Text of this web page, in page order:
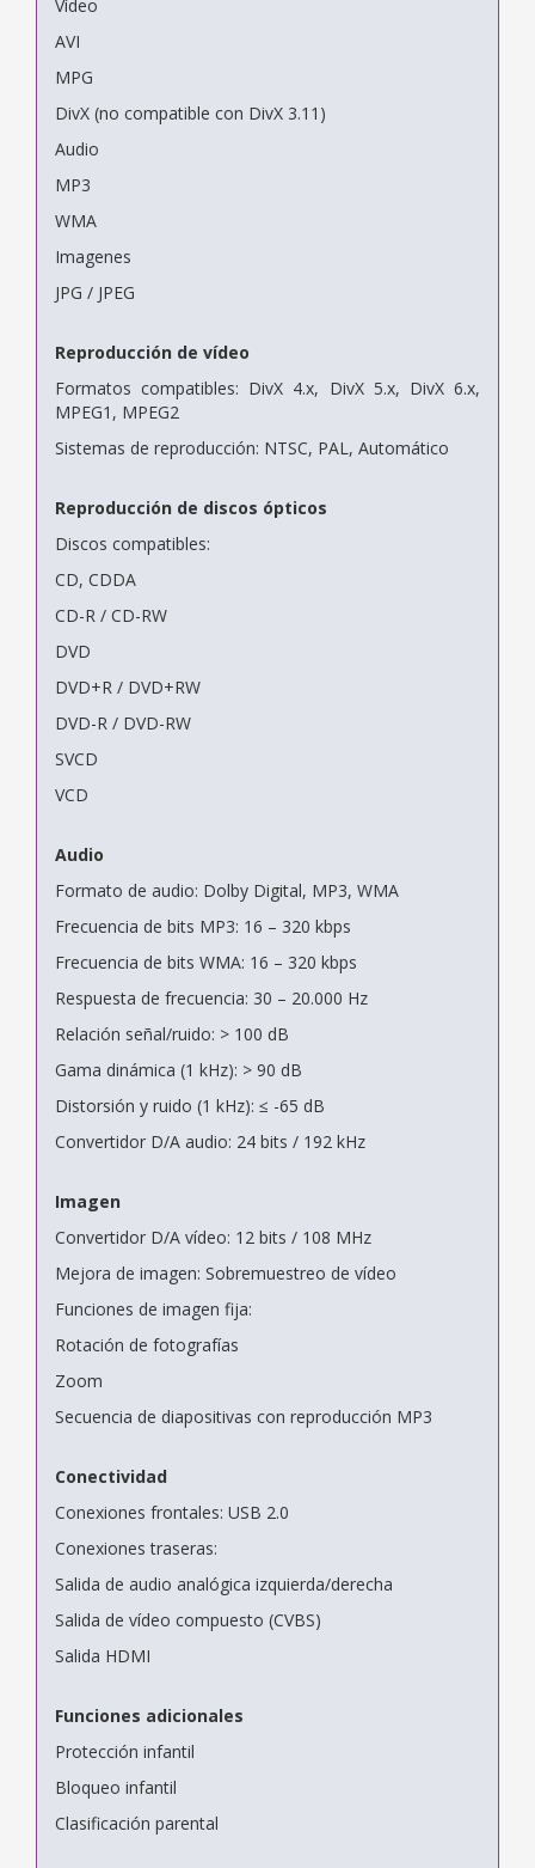
Vídeo
AVI
MPG
DivX (no compatible con DivX 3.11)
Audio
MP3
WMA
Imagenes
JPG / JPEG
Reproducción de vídeo
Formatos compatibles: DivX 4.x, DivX 5.x, DivX 6.x,
MPEG1, MPEG2
Sistemas de reproducción: NTSC, PAL, Automático
Reproducción de discos ópticos
Discos compatibles:
CD, CDDA
CD-R / CD-RW
DVD
DVD+R / DVD+RW
DVD-R / DVD-RW
SVCD
VCD
Audio
Formato de audio: Dolby Digital, MP3, WMA
Frecuencia de bits MP3: 16 – 320 kbps
Frecuencia de bits WMA: 16 – 320 kbps
Respuesta de frecuencia: 30 – 20.000 Hz
Relación señal/ruido: > 100 dB
Gama dinámica (1 kHz): > 90 dB
Distorsión y ruido (1 kHz): ≤ -65 dB
Convertidor D/A audio: 24 bits / 192 kHz
Imagen
Convertidor D/A vídeo: 12 bits / 108 MHz
Mejora de imagen: Sobremuestreo de vídeo
Funciones de imagen fija:
Rotación de fotografías
Zoom
Secuencia de diapositivas con reproducción MP3
Conectividad
Conexiones frontales: USB 2.0
Conexiones traseras:
Salida de audio analógica izquierda/derecha
Salida de vídeo compuesto (CVBS)
Salida HDMI
Funciones adicionales
Protección infantil
Bloqueo infantil
Clasificación parental